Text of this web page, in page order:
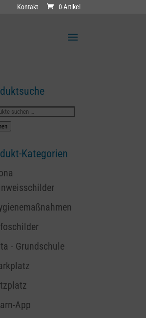
Kontakt 0-Artikel
Kategorien
- Grundschule
App